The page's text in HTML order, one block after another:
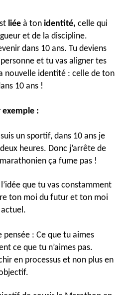
liéeà ton identité, celle qui
et de la discipline.
dans 10 ans. Tu deviens
et tu vas aligner tes
nouvelle identité : celle de ton
10 ans !
exemple :
un sportif, dans 10 ans je
heures. Donc j’arrête de
ça fume pas !
l’idée que tu vas constamment
ton moi du futur et ton moi
actuel.
pensée : Ce que tu aimes
ce que tu n’aimes pas.
en processus et non plus en